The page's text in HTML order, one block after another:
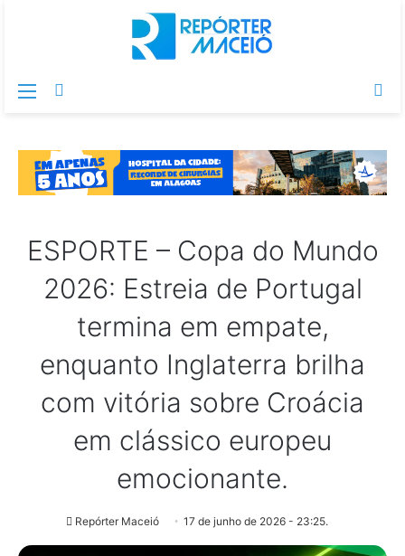
Menu
ESPORTE – Copa do Mundo
2026: Estreia de Portugal
termina em empate,
enquanto Inglaterra brilha
com vitória sobre Croácia
em clássico europeu
emocionante.
Repórter Maceió 17 de junho de 2026 - 23:25.